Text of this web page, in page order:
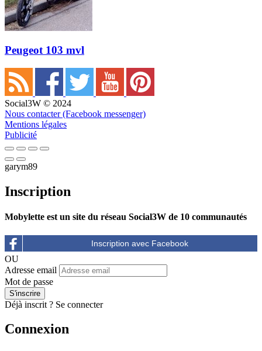
Peugeot 103 mvl
Social3W © 2024
Nous contacter (Facebook messenger)
Mentions légales
Publicité
garym89
Inscription
Mobylette est un site du réseau Social3W de 10 communautés
OU
Adresse email
Mot de passe
Déjà inscrit ? Se connecter
Connexion